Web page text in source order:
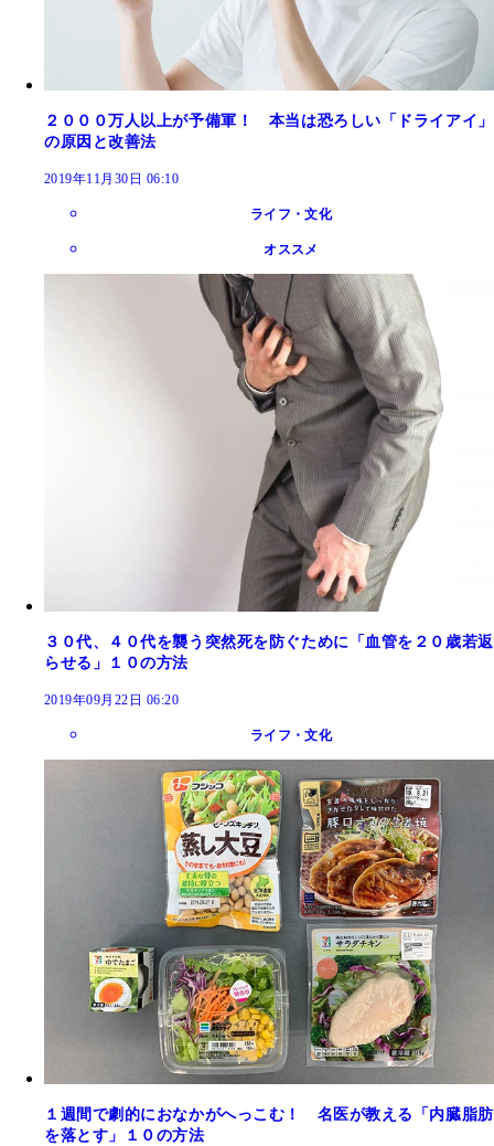
２０００万人以上が予備軍！ 本当は恐ろしい「ドライアイ」
の原因と改善法
2019年11月30日 06:10
ライフ・文化
オススメ
３０代、４０代を襲う突然死を防ぐために「血管を２０歳若返
らせる」１０の方法
2019年09月22日 06:20
ライフ・文化
１週間で劇的におなかがへっこむ！ 名医が教える「内臓脂肪
を落とす」１０の方法